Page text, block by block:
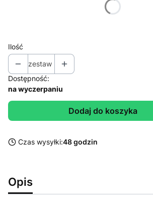
Poszczególne warianty mogą różnić się ceną
Ilość
zestaw
Dostępność:
na wyczerpaniu
Dodaj do koszyka
Czas wysyłki:48 godzin
Opis